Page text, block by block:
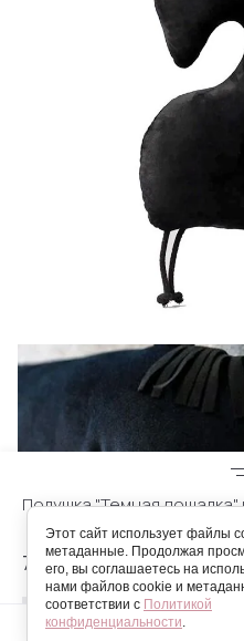
Подушка "Темная лошадка"
7 600 р.
Этот сайт использует файлы
метаданные. Продолжая
его, вы соглашаетесь на
нами файлов cookie и
соответствии с Политикой
конфиденциальности.